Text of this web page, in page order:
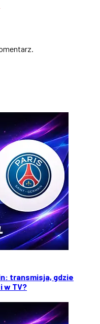
transmisja, gdzie
w TV?